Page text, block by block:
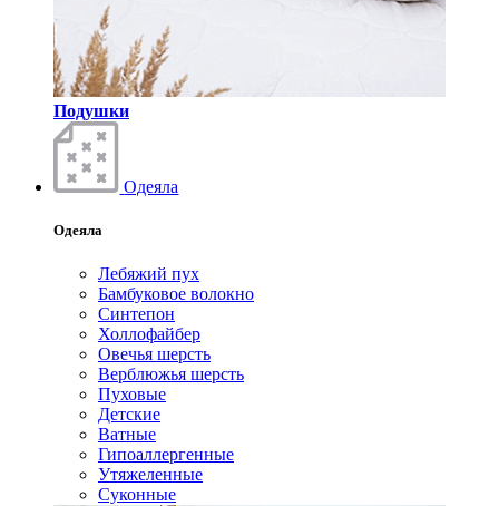
Подушки
Одеяла
Одеяла
Лебяжий пух
Бамбуковое волокно
Синтепон
Холлофайбер
Овечья шерсть
Верблюжья шерсть
Пуховые
Детские
Ватные
Гипоаллергенные
Утяжеленные
Суконные